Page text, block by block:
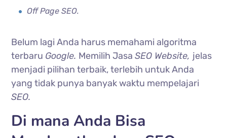
Off Page SEO.
Belum lagi Anda harus memahami algoritma
terbaru Google. Memilih JasaSEO Website, jelas
menjadi pilihan terbaik, terlebih untuk Anda
yang tidak punya banyak waktu mempelajari
SEO.
Di mana Anda Bisa